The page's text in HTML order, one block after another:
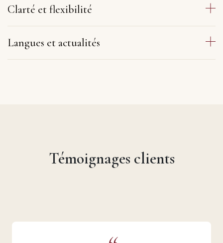
Clarté et flexibilité
Langues et actualités
Témoignages clients